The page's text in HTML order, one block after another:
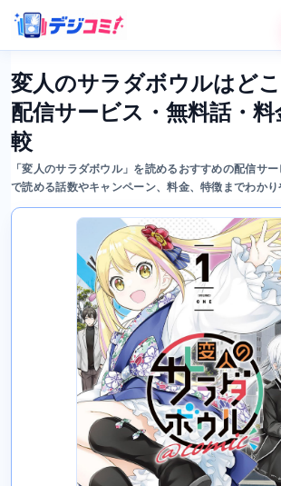
変人のサラダボウルはど
配信サービス・無料話・
較
「変人のサラダボウル」を読めるおすすめの配信サ
で読める話数やキャンペーン、料金、特徴までわかり